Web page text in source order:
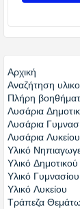
Αρχική
Αναζήτηση
Πλήρη
Λυσάρια
Λυσάρια
Λυσάρια Λυκείου
Υλικό
Υλικό Δημοτικού
Υλικό Γυμνασίου
Υλικό Λυκείου
Τράπεζα